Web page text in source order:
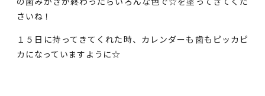
さいね！
１５日に持ってきてくれた時、カレンダーも歯もピッカピ
カになっていますように☆